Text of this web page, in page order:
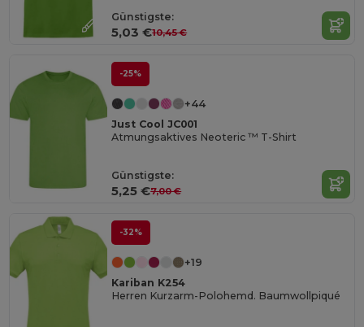
Günstigste:
5,03 €10,45 €
-25%
+44
Just Cool JC001
Atmungsaktives Neoteric ™ T-Shirt
Günstigste:
5,25 €7,00 €
-32%
+19
Kariban K254
Herren Kurzarm-Polohemd. Baumwollpiqué